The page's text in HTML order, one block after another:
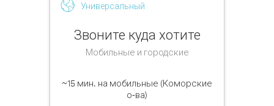
Универсальный
Звоните куда хотите
Мобильные и городские
~15 мин. на мобильные (Коморские
о-ва)